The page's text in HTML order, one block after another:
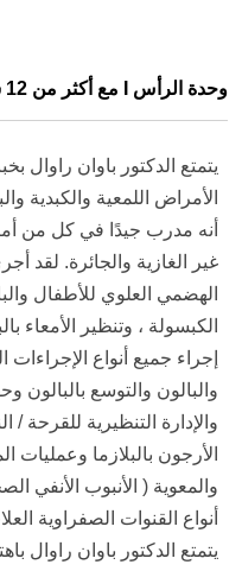
وحدة الرأس I مع أكثر من 12 سنة من الخبرة
يتمتع الدكتور باوان راوال
الأمراض اللمعية والكبدية
أنه مدرب جيدًا في كل من
غير الغازية والجائرة. لقد
الهضمي العلوي للأطفال
الكبسولة ، وتنظير الأمعاء
إجراء جميع أنواع
والبالون والتوسع بالبالون
والإدارة التنظيرية للقرحة
والمعوية ( الأنبوب
يتمتع الدكتور باوان راوال